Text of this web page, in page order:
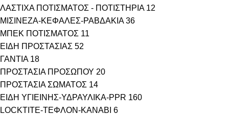
ΛΑΣΤΙΧΑ ΠΟΤΙΣΜΑΤΟΣ - ΠΟΤΙΣΤΗΡΙΑ 12
ΜΙΣΙΝΕΖΑ-ΚΕΦΑΛΕΣ-ΡΑΒΔΑΚΙΑ 36
ΜΠΕΚ ΠΟΤΙΣΜΑΤΟΣ 11
ΕΙΔΗ ΠΡΟΣΤΑΣΙΑΣ 52
ΓΑΝΤΙΑ 18
ΠΡΟΣΤΑΣΙΑ ΠΡΟΣΩΠΟΥ 20
ΠΡΟΣΤΑΣΙΑ ΣΩΜΑΤΟΣ 14
ΕΙΔΗ ΥΓΙΕΙΝΗΣ-ΥΔΡΑΥΛΙΚΑ-PPR 160
LOCKTITE-ΤΕΦΛΟΝ-ΚΑΝΑΒΙ 6